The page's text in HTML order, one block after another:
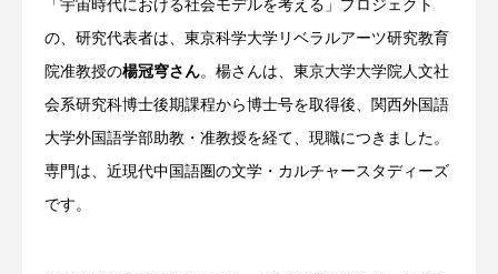
「宇宙時代における社会モデルを考える」プロジェクト
の、研究代表者は、東京科学大学リベラルアーツ研究教育
院准教授の楊冠穹さん。楊さんは、東京大学大学院人文社
会系研究科博士後期課程から博士号を取得後、関西外国語
大学外国語学部助教・准教授を経て、現職につきました。
専門は、近現代中国語圏の文学・カルチャースタディーズ
です。